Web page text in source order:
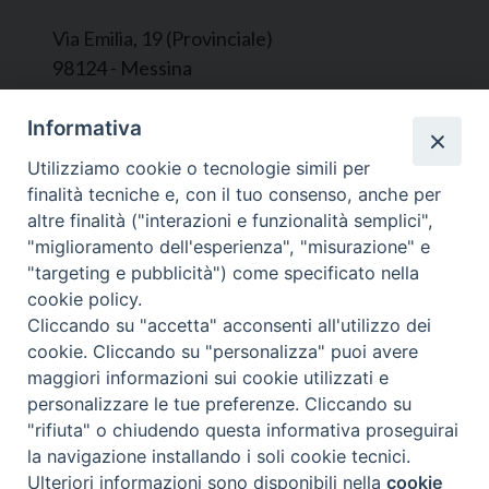
Via Emilia, 19 (Provinciale)
98124 - Messina
Segreteria e Amministrazione:
L’Ufficio è aperto tutti i giorni da lunedì a
venerdì, dalle ore 9.30 alle ore 12.30.
Tel. 090.9146045
mail:ufficiocaritas@diocesimessina.it.
Seguici su
© 2022 - 2025 Caritas Arcidiocesi di Messina Lipari
Santa Lucia del Mela - All Rights Reserved | Privacy
Policy
Preferenze Cookie
Informativa
Utilizziamo cookie o tecnologie simili per
finalità tecniche e, con il tuo consenso, anche per
altre finalità ("interazioni e funzionalità semplici",
"miglioramento dell'esperienza", "misurazione" e
"targeting e pubblicità") come specificato nella
cookie policy.
Cliccando su "accetta" acconsenti all'utilizzo dei
cookie. Cliccando su "personalizza" puoi avere
maggiori informazioni sui cookie utilizzati e
personalizzare le tue preferenze. Cliccando su
"rifiuta" o chiudendo questa informativa proseguirai
la navigazione installando i soli cookie tecnici.
Ulteriori informazioni sono disponibili nellacookie